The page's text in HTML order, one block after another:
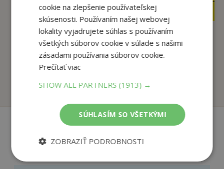
2,50€
Nájdi moju rodinu
(SK)
autor neuvedený
Na sklade
Moje obľúbené zvie...
Na sklade
Recenzie čitateľov
cookie na zlepšenie používateľskej
skúsenosti. Používaním našej webovej
lokality vyjadrujete súhlas s používaním
všetkých súborov cookie v súlade s našimi
zásadami používania súborov cookie.
Prečítať viac
SHOW ALL PARTNERS (1913) →
SÚHLASÍM SO VŠETKÝMI
ZOBRAZIŤ PODROBNOSTI